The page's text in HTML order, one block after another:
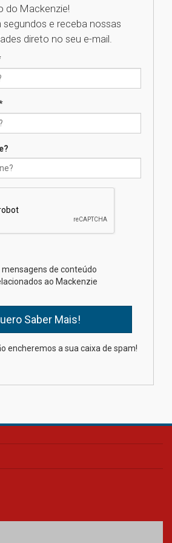
na educação dos filhos além da
escola
04.08.2026
docentes para debater
Professora do Mackenzie é
finalista do Prêmio Jabuti com
04.08.2026
internacionais
03.08.2026
Oncologista do HUEM ressalta
importância da prevenção e
diagnóstico precoce do câncer
de pulmão
do Mackenzie!
segundos e receba nossas
direto no seu e-mail.
de conteúdo
ao Mackenzie
encheremos a sua caixa de spam!